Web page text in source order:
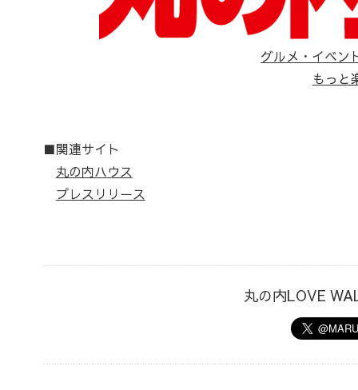
グルメ・イベ
もっと
■関連サイト
丸の内ハウス
プレスリリース
丸の内LOVE